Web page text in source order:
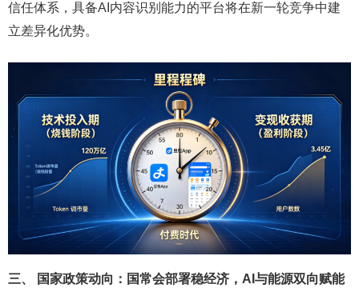
信任体系，具备AI内容识别能力的平台将在新一轮竞争中建
立差异化优势。
三、 国家政策动向：国常会部署稳经济，AI与能源双向赋能